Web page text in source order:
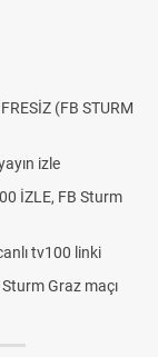
(FB STURM
izle
İZLE, FB Sturm
tv100 linki
Graz maçı